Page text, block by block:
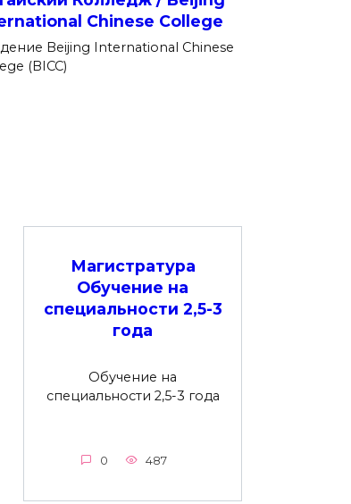
Chinese College
Beijing International Chinese
(BICC)
Магистратура
Обучение на
специальности 2,5-3
года
Обучение на
специальности 2,5-3 года
0 487